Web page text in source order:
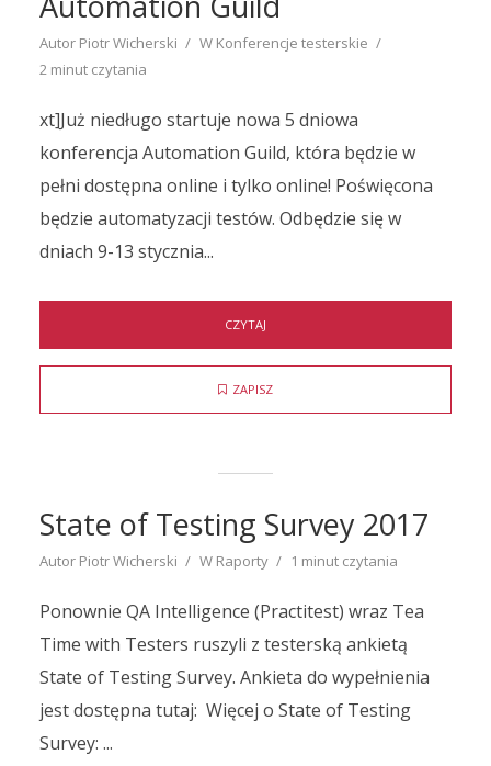
Autor Piotr Wicherski W Konferencje testerskie
2 minut czytania
xt]Już niedługo startuje nowa 5 dniowa
konferencja Automation Guild, która będzie w
pełni dostępna online i tylko online! Poświęcona
będzie automatyzacji testów. Odbędzie się w
dniach 9-13 stycznia...
CZYTAJ
ZAPISZ
State of Testing Survey 2017
Autor Piotr Wicherski W Raporty 1 minut czytania
Ponownie QA Intelligence (Practitest) wraz Tea
Time with Testers ruszyli z testerską ankietą
State of Testing Survey. Ankieta do wypełnienia
jest dostępna tutaj: Więcej o State of Testing
Survey: ...